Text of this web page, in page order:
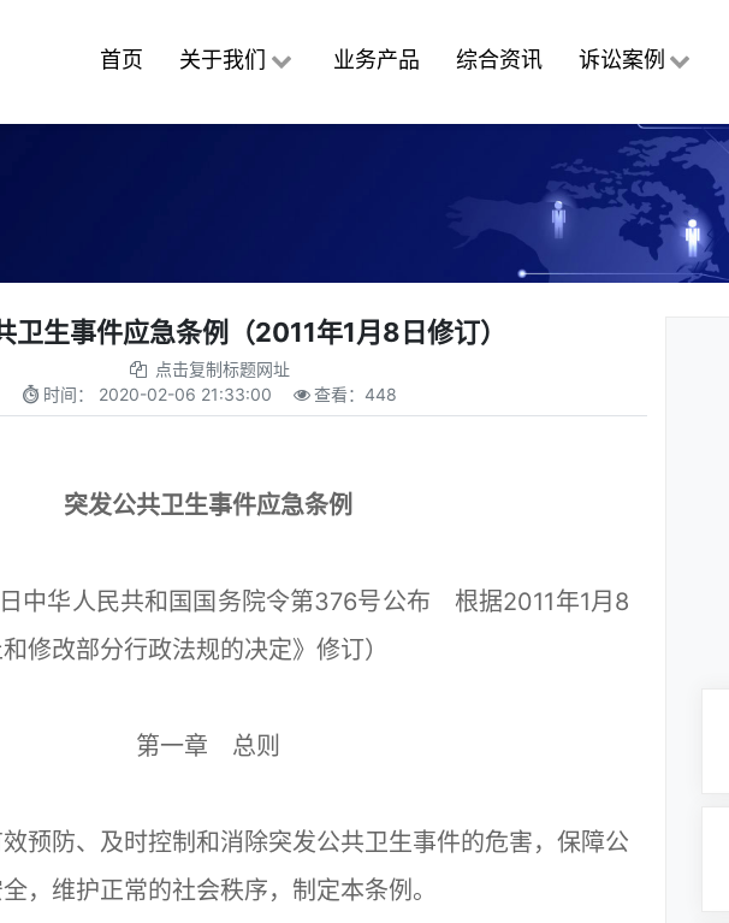
首页 关于我们 业务产品 综合资讯 诉讼案例
卫生事件应急条例（2011年1月8日修订）
点击复制标题网址
时间： 2020-02-06 21:33:00 查看：448
突发公共卫生事件应急条例
华人民共和国国务院令第376号公布 根据2011年1月8
修改部分行政法规的决定》修订）
第一章 总则
防、及时控制和消除突发公共卫生事件的危害，保障公
，维护正常的社会秩序，制定本条例。